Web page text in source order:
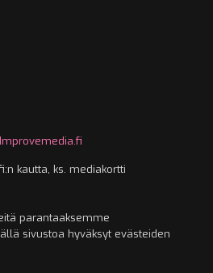
Improvemedia.fi
kautta, ks. mediakortti
parantaaksemme
sivustoa hyväksyt evästeiden